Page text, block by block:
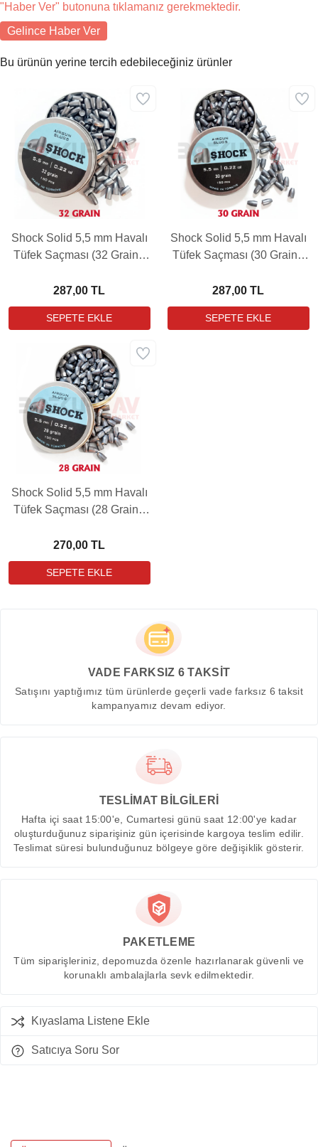
"Haber Ver" butonuna tıklamanız gerekmektedir.
Gelince Haber Ver
Bu ürünün yerine tercih edebileceğiniz ürünler
Shock Solid 5,5 mm Havalı
Tüfek Saçması (32 Grain -
287,00 TL
Shock Solid 5,5 mm Havalı
Tüfek Saçması (30 Grain -
287,00 TL
Shock Solid 5,5 mm Havalı
Tüfek Saçması (28 Grain -
270,00 TL
VADE FARKSIZ 6 TAKSİT
Satışını yaptığımız tüm ürünlerde geçerli vade farksız 6 taksit
kampanyamız devam ediyor.
TESLİMAT BİLGİLERİ
Hafta içi saat 15:00'e, Cumartesi günü saat 12:00'ye kadar
oluşturduğunuz siparişiniz gün içerisinde kargoya teslim edilir.
Teslimat süresi bulunduğunuz bölgeye göre değişiklik gösterir.
PAKETLEME
Tüm siparişleriniz, depomuzda özenle hazırlanarak güvenli ve
korunaklı ambalajlarla sevk edilmektedir.
Kıyaslama Listene Ekle
Satıcıya Soru Sor